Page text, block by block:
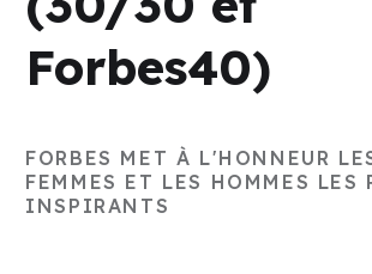
Forbes40)
FORBES MET À L'HONNEUR
FEMMES ET LES HOMMES LES
INSPIRANTS